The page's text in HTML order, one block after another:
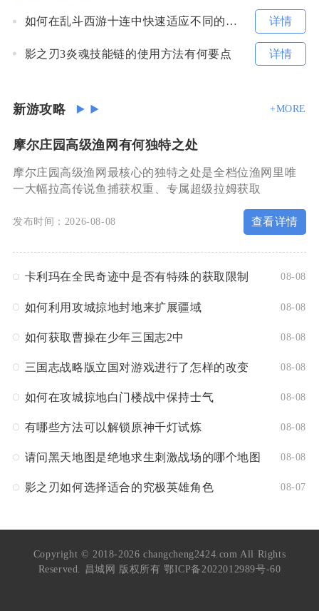
如何在乱斗西游十连中快速适应不同的战局 详情
影之刃3炎魂技能链的使用方法有何要点 详情
新游攻略 +MORE
摩尔庄园高级渔网有何独特之处
摩尔庄园高级渔网最核心的独特之处是全档位渔网里唯
一大幅拉高传说鱼捕获权重、专属超级拉姆获取
发布时间：2026-08-08 查看详情
卡利玛在全民奇迹中是否有特殊的获取限制 08-08
如何利用攻城掠地封地来扩展疆域 08-08
如何获取曹操在少年三国志2中 08-08
三国志战略版立国对游戏进行了怎样的改变 08-08
如何在攻城掠地白门楼战中保持士气 08-08
有哪些方法可以解锁原神千灯试炼 08-08
请问黑天地图是绝地求生刺激战场的哪个地图 08-08
影之刃如何选择适合的究极英雄角色 08-07
Copyright © 2018-2026 changcheng2424.com All Rights
Reserved. 昌城网 版权所有 鄂ICP备2022012989号-60